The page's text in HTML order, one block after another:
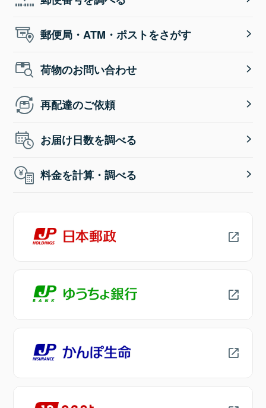
郵便局・ATM・ポストをさがす
荷物のお問い合わせ
再配達のご依頼
お届け日数を調べる
料金を計算・調べる